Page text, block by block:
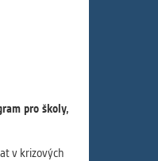
pro školy,
v krizových